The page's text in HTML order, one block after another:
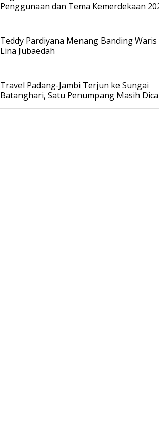
Penggunaan dan Tema Kemerdekaan
Teddy Pardiyana Menang Banding Waris
Lina Jubaedah
Travel Padang-Jambi Terjun ke Sungai
Batanghari, Satu Penumpang Masih